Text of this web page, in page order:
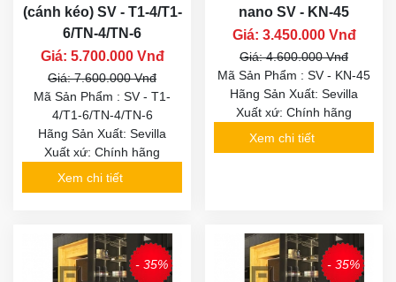
(cánh kéo) SV - T1-4/T1-
6/TN-4/TN-6
Giá: 5.700.000 Vnđ
Giá: 7.600.000 Vnđ
Mã Sản Phẩm : SV - T1-
4/T1-6/TN-4/TN-6
Hãng Sản Xuất: Sevilla
Xuất xứ: Chính hãng
Xem chi tiết
nano SV - KN-45
Giá: 3.450.000 Vnđ
Giá: 4.600.000 Vnđ
Mã Sản Phẩm : SV - KN-45
Hãng Sản Xuất: Sevilla
Xuất xứ: Chính hãng
Xem chi tiết
- 35% - 35%